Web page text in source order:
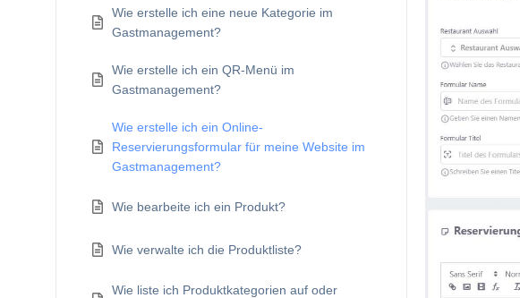
Wie erstelle ich eine neue Kategorie im
Gastmanagement?
Wie erstelle ich ein QR-Menü im
Gastmanagement?
Wie erstelle ich ein Online-
Reservierungsformular für meine Website im
Gastmanagement?
Wie bearbeite ich ein Produkt?
Wie verwalte ich die Produktliste?
Wie liste ich Produktkategorien auf oder